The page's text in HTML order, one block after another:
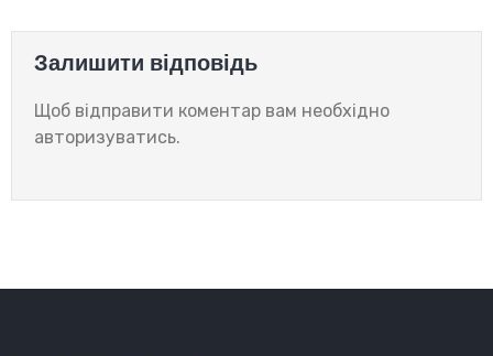
Залишити відповідь
Щоб відправити коментар вам необхідно
авторизуватись.